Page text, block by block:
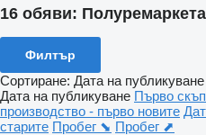
16 обяви:
Филтър
Сортиране: Дата на публикуване
Дата на публикуване Първо
производство - първо новите
старите Пробег ⬊ Пробег ⬈